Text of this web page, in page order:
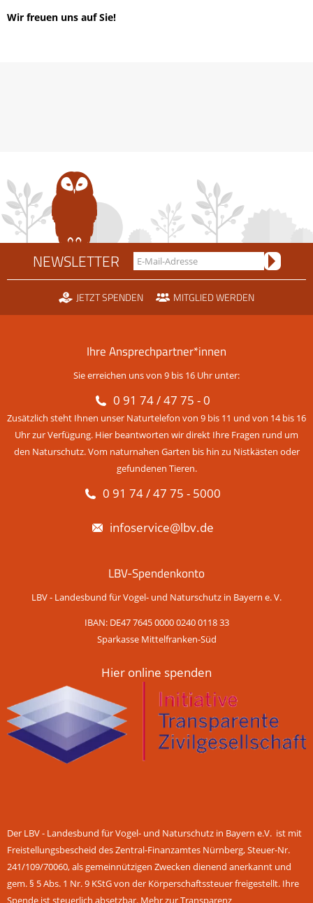
Wir freuen uns auf Sie!
NEWSLETTER
JETZT SPENDEN MITGLIED WERDEN
Ihre Ansprechpartner*innen
Sie erreichen uns von 9 bis 16 Uhr unter:
0 91 74 / 47 75 - 0
Zusätzlich steht Ihnen unser Naturtelefon von 9 bis 11 und von 14 bis 16
Uhr zur Verfügung. Hier beantworten wir direkt Ihre Fragen rund um
den Naturschutz. Vom naturnahen Garten bis hin zu Nistkästen oder
gefundenen Tieren.
0 91 74 / 47 75 - 5000
infoservice@lbv.de
LBV-Spendenkonto
LBV - Landesbund für Vogel- und Naturschutz in Bayern e. V.
IBAN: DE47 7645 0000 0240 0118 33
Sparkasse Mittelfranken-Süd
Hier online spenden
Der LBV - Landesbund für Vogel- und Naturschutz in Bayern e.V. ist mit
Freistellungsbescheid des Zentral-Finanzamtes Nürnberg, Steuer-Nr.
241/109/70060, als gemeinnützigen Zwecken dienend anerkannt und
gem. § 5 Abs. 1 Nr. 9 KStG von der Körperschaftssteuer freigestellt. Ihre
Spende ist steuerlich absetzbar. Mehr zur Transparenz